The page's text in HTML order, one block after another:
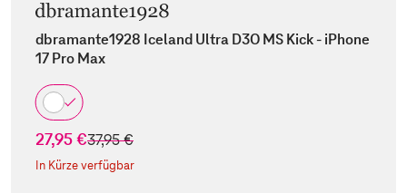
dbramante1928 Iceland Ultra D3O MS Kick - iPhone
17 Pro Max
27,95 €statt
37,95 €
In Kürze verfügbar